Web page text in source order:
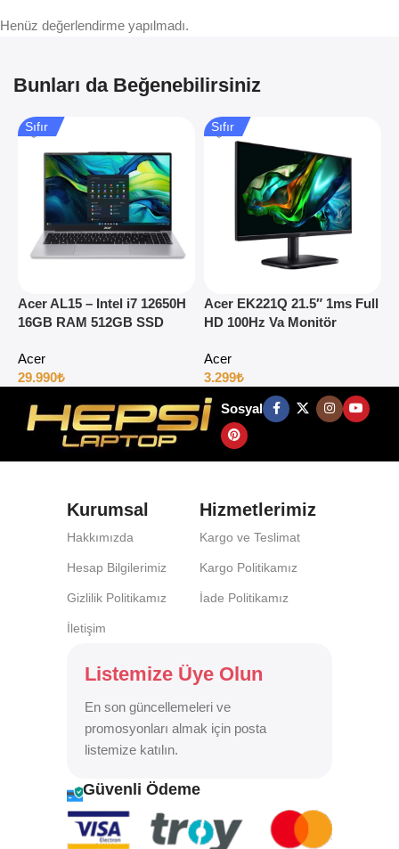
Henüz değerlendirme yapılmadı.
Bunları da Beğenebilirsiniz
Sıfır
Acer AL15 – Intel i7 12650H
16GB RAM 512GB SSD
Acer
29.990₺
Sıfır
Acer EK221Q 21.5″ 1ms Full
HD 100Hz Va Monitör
Acer
3.299₺
Sosyal
Kurumsal
Hakkımızda
Hesap Bilgilerimiz
Gizlilik Politikamız
İletişim
Hizmetlerimiz
Kargo ve Teslimat
Kargo Politikamız
İade Politikamız
Listemize Üye Olun
En son güncellemeleri ve
promosyonları almak için posta
listemize katılın.
Güvenli Ödeme